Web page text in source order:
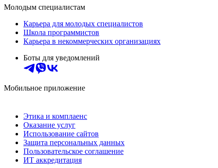
Молодым специалистам
Карьера для молодых специалистов
Школа программистов
Карьера в некоммерческих организациях
Боты для уведомлений
Мобильное приложение
Этика и комплаенс
Оказание услуг
Использование сайтов
Защита персональных данных
Пользовательское соглашение
ИТ аккредитация